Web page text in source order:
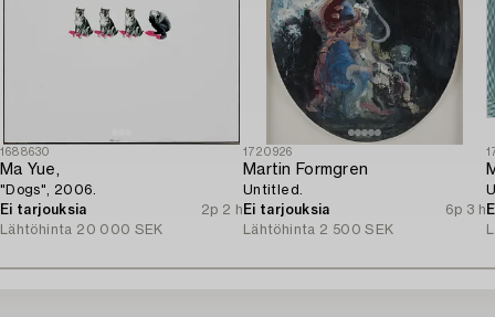
1688630
Ma Yue,
"Dogs", 2006.
Ei tarjouksia
2p 2 h
Lähtöhinta 20 000 SEK
1720926
Martin Formgren
Untitled.
Ei tarjouksia
6p 3 h
Lähtöhinta 2 500 SEK